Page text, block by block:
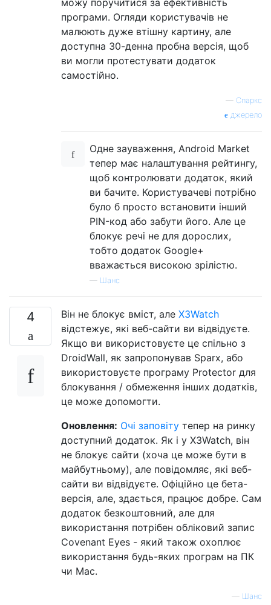
програми. Огляди користувачів не
малюють дуже втішну картину, але
доступна 30-денна пробна версія, щоб
ви могли протестувати додаток
самостійно.
— Спаркс
джерело
Одне зауваження, Android Market
тепер має налаштування рейтингу,
щоб контролювати додаток, який
ви бачите. Користувачеві потрібно
було б просто встановити інший
PIN-код або забути його. Але це
блокує речі не для дорослих,
тобто додаток Google+
вважається високою зрілістю.
— Шанс
4 Він не блокує вміст, але X3Watch
відстежує, які веб-сайти ви відвідуєте.
Якщо ви використовуєте це спільно з
DroidWall, як запропонував Sparx, або
використовуєте програму Protector для
блокування / обмеження інших додатків,
це може допомогти.
Оновлення: Очі заповіту тепер на ринку
доступний додаток. Як і у X3Watch, він
не блокує сайти (хоча це може бути в
майбутньому), але повідомляє, які веб-
сайти ви відвідуєте. Офіційно це бета-
версія, але, здається, працює добре. Сам
додаток безкоштовний, але для
використання потрібен обліковий запис
Covenant Eyes - який також охоплює
використання будь-яких програм на ПК
чи Mac.
— Шанс